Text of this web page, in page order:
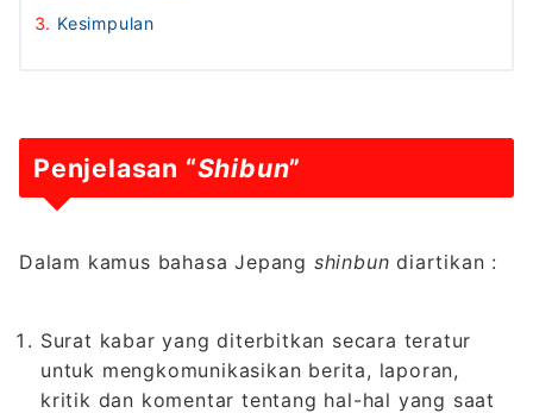
Kesimpulan
Penjelasan “Shibun”
Dalam kamus bahasa Jepang shinbundiartikan :
Surat kabar yang diterbitkan secara teratur
untuk mengkomunikasikan berita, laporan,
kritik dan komentar tentang hal-hal yang saat